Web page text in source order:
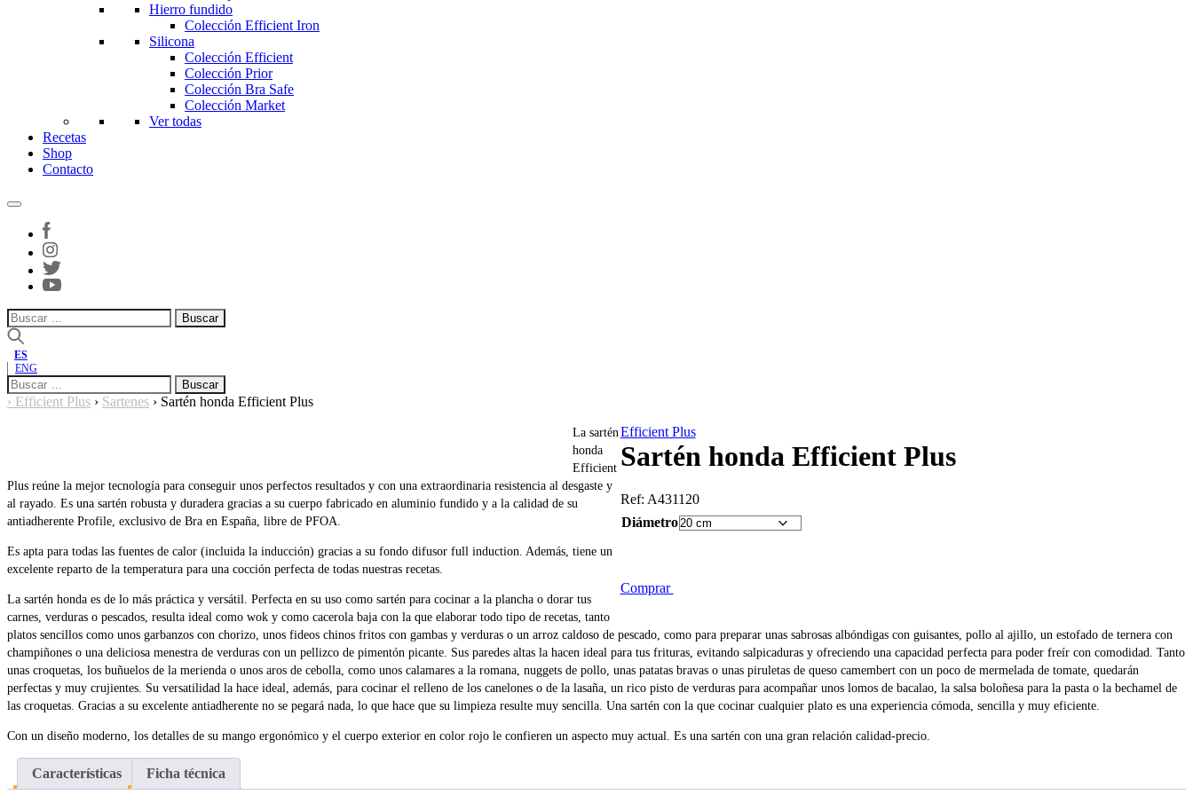
Hierro fundido
Colección Efficient Iron
Silicona
Colección Efficient
Colección Prior
Colección Bra Safe
Colección Market
Ver todas
Recetas
Shop
Contacto
Buscar:
ES
ENG
Buscar:
› Efficient Plus › Sartenes › Sartén honda Efficient Plus
Efficient Plus
Sartén honda Efficient Plus
Ref: A431120
Diámetro
Comprar
La sartén
honda
Efficient
Plus reúne la mejor tecnología para conseguir unos perfectos resultados y con una extraordinaria resistencia al desgaste y
al rayado. Es una sartén robusta y duradera gracias a su cuerpo fabricado en aluminio fundido y a la calidad de su
antiadherente Profile, exclusivo de Bra en España, libre de PFOA.
Es apta para todas las fuentes de calor (incluida la inducción) gracias a su fondo difusor full induction. Además, tiene un
excelente reparto de la temperatura para una cocción perfecta de todas nuestras recetas.
La sartén honda es de lo más práctica y versátil. Perfecta en su uso como sartén para cocinar a la plancha o dorar tus
carnes, verduras o pescados, resulta ideal como wok y como cacerola baja con la que elaborar todo tipo de recetas, tanto
platos sencillos como unos garbanzos con chorizo, unos fideos chinos fritos con gambas y verduras o un arroz caldoso de pescado, como para preparar unas sabrosas albóndigas con guisantes, pollo al ajillo, un estofado de ternera con
champiñones o una deliciosa menestra de verduras con un pellizco de pimentón picante. Sus paredes altas la hacen ideal para tus frituras, evitando salpicaduras y ofreciendo una capacidad perfecta para poder freír con comodidad. Tanto
unas croquetas, los buñuelos de la merienda o unos aros de cebolla, como unos calamares a la romana, nuggets de pollo, unas patatas bravas o unas piruletas de queso camembert con un poco de mermelada de tomate, quedarán
perfectas y muy crujientes. Su versatilidad la hace ideal, además, para cocinar el relleno de los canelones o de la lasaña, un rico pisto de verduras para acompañar unos lomos de bacalao, la salsa boloñesa para la pasta o la bechamel de
las croquetas. Gracias a su excelente antiadherente no se pegará nada, lo que hace que su limpieza resulte muy sencilla. Una sartén con la que cocinar cualquier plato es una experiencia cómoda, sencilla y muy eficiente.
Con un diseño moderno, los detalles de su mango ergonómico y el cuerpo exterior en color rojo le confieren un aspecto muy actual. Es una sartén con una gran relación calidad-precio.
Características Ficha técnica